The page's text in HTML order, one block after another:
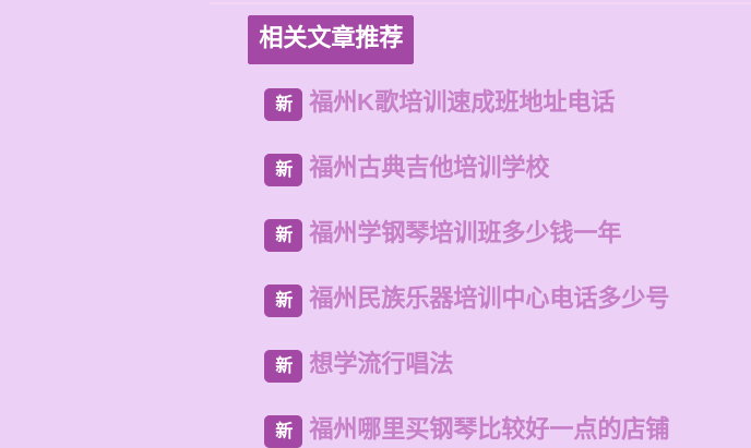
相关文章推荐
新 福州K歌培训速成班地址电话
新 福州古典吉他培训学校
新 福州学钢琴培训班多少钱一年
新 福州民族乐器培训中心电话多少号
新 想学流行唱法
新 福州哪里买钢琴比较好一点的店铺